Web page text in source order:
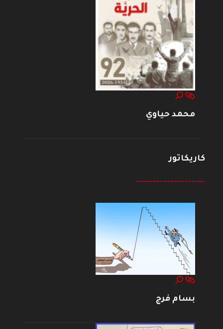
محمد حياوي
كاريكاتور
--------------------
بسام فرج